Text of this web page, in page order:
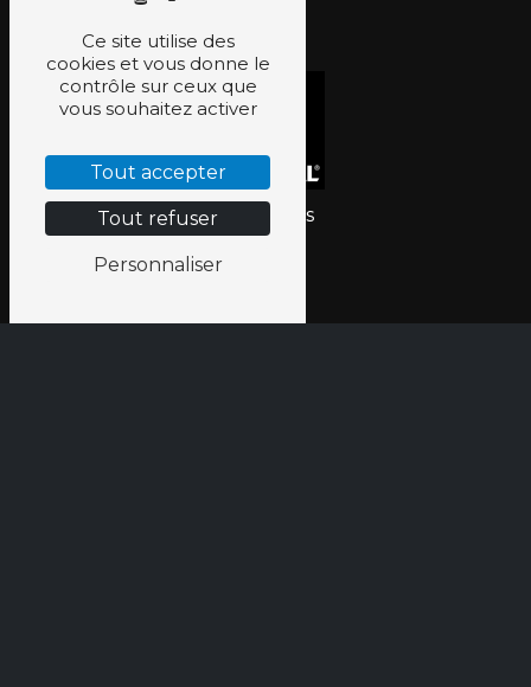
Vérandas
Ce site utilise des
cookies et vous donne le
contrôle sur ceux que
vous souhaitez activer
Tout accepter
Tout refuser
Personnaliser